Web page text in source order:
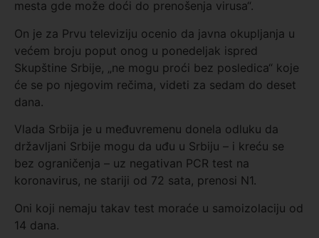
mesta gde može doći do prenošenja virusa“.
On je za Prvu televiziju ocenio da javna okupljanja u
većem broju poput onog u ponedeljak ispred
Skupštine Srbije, „ne mogu proći bez posledica“ koje
će se po njegovim rečima, videti za sedam do deset
dana.
Vlada Srbija je u međuvremenu donela odluku da
državljani Srbije mogu da uđu u Srbiju – i kreću se
bez ograničenja – uz negativan PCR test na
koronavirus, ne stariji od 72 sata, prenosi N1.
Oni koji nemaju takav test moraće u samoizolaciju od
14 dana.